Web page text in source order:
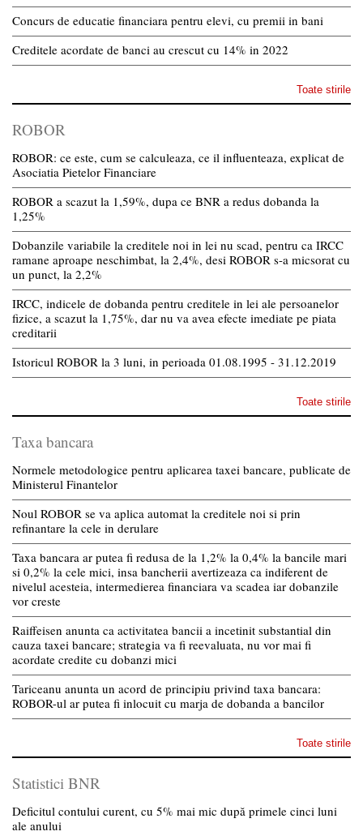
Concurs de educatie financiara pentru elevi, cu premii in bani
Creditele acordate de banci au crescut cu 14% in 2022
Toate stirile
ROBOR
ROBOR: ce este, cum se calculeaza, ce il influenteaza, explicat de
Asociatia Pietelor Financiare
ROBOR a scazut la 1,59%, dupa ce BNR a redus dobanda la
1,25%
Dobanzile variabile la creditele noi in lei nu scad, pentru ca IRCC
ramane aproape neschimbat, la 2,4%, desi ROBOR s-a micsorat cu
un punct, la 2,2%
IRCC, indicele de dobanda pentru creditele in lei ale persoanelor
fizice, a scazut la 1,75%, dar nu va avea efecte imediate pe piata
creditarii
Istoricul ROBOR la 3 luni, in perioada 01.08.1995 - 31.12.2019
Toate stirile
Taxa bancara
Normele metodologice pentru aplicarea taxei bancare, publicate de
Ministerul Finantelor
Noul ROBOR se va aplica automat la creditele noi si prin
refinantare la cele in derulare
Taxa bancara ar putea fi redusa de la 1,2% la 0,4% la bancile mari
si 0,2% la cele mici, insa bancherii avertizeaza ca indiferent de
nivelul acesteia, intermedierea financiara va scadea iar dobanzile
vor creste
Raiffeisen anunta ca activitatea bancii a incetinit substantial din
cauza taxei bancare; strategia va fi reevaluata, nu vor mai fi
acordate credite cu dobanzi mici
Tariceanu anunta un acord de principiu privind taxa bancara:
ROBOR-ul ar putea fi inlocuit cu marja de dobanda a bancilor
Toate stirile
Statistici BNR
Deficitul contului curent, cu 5% mai mic după primele cinci luni
ale anului